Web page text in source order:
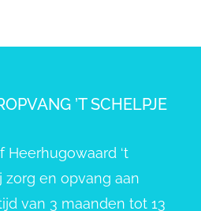
’T SCHELPJE
Heerhugowaard ‘t
en opvang aan
van 3 maanden tot 13